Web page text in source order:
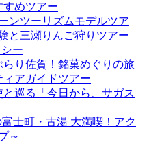
めツアー
ンツーリズムモデルツア
と三瀬りんご狩りツアー
ー
らり佐賀！銘菓めぐりの旅
アガイドツアー
巡る「今日から、サガス
富士町・古湯 大満喫！アク
～